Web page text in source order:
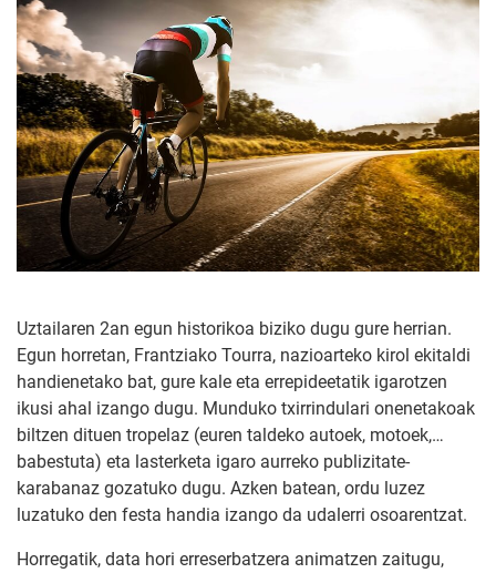
Uztailaren 2an egun historikoa biziko dugu gure herrian.
Egun horretan, Frantziako Tourra, nazioarteko kirol ekitaldi
handienetako bat, gure kale eta errepideetatik igarotzen
ikusi ahal izango dugu. Munduko txirrindulari onenetakoak
biltzen dituen tropelaz (euren taldeko autoek, motoek,…
babestuta) eta lasterketa igaro aurreko publizitate-
karabanaz gozatuko dugu. Azken batean, ordu luzez
luzatuko den festa handia izango da udalerri osoarentzat.
Horregatik, data hori erreserbatzera animatzen zaitugu,